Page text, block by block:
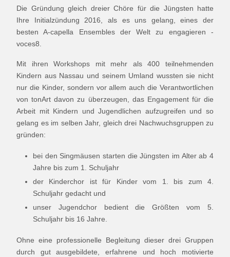
Die Gründung gleich dreier Chöre für die Jüngsten hatte
Ihre Initialzündung 2016, als es uns gelang, eines der
besten A-capella Ensembles der Welt zu engagieren -
voces8.
Mit ihren Workshops mit mehr als 400 teilnehmenden
Kindern aus Nassau und seinem Umland wussten sie nicht
nur die Kinder, sondern vor allem auch die Verantwortlichen
von tonArt davon zu überzeugen, das Engagement für die
Arbeit mit Kindern und Jugendlichen aufzugreifen und so
gelang es im selben Jahr, gleich drei Nachwuchsgruppen zu
gründen:
bei den Singmäusen starten die Jüngsten im Alter ab 4
Jahre bis zum 1. Schuljahr
der Kinderchor ist für Kinder vom 1. bis zum 4.
Schuljahr gedacht und
unser Jugendchor bedient die Größten vom 5.
Schuljahr bis 16 Jahre.
Ohne eine professionelle Begleitung dieser drei Gruppen
durch gut ausgebildete, erfahrene und hoch motivierte